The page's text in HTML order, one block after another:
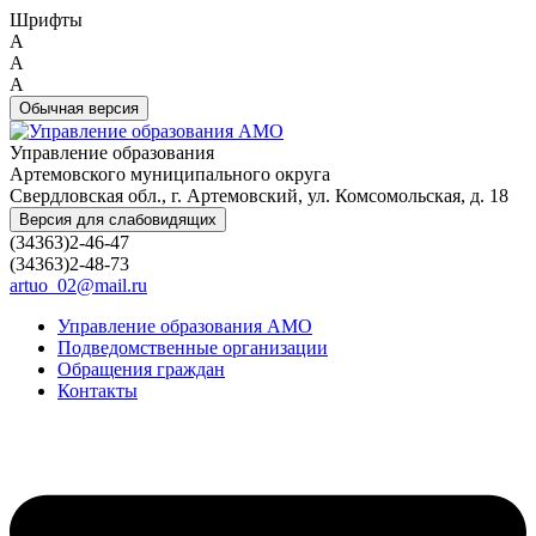
Шрифты
A
A
A
Обычная версия
Управление образования
Артемовского муниципального округа
Свердловская обл., г. Артемовский, ул. Комсомольская, д. 18
Версия для слабовидящих
(34363)2-46-47
(34363)2-48-73
artuo_02@mail.ru
Управление образования АМО
Подведомственные организации
Обращения граждан
Контакты